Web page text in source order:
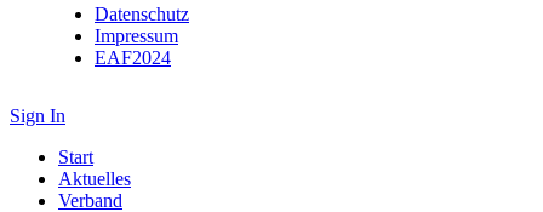
Datenschutz
Impressum
EAF2024
Sign In
Start
Aktuelles
Verband